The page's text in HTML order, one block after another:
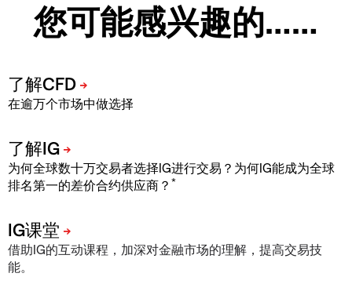
您可能感兴趣的……
在逾万个市场中做选择
为何全球数十万交易者选择IG进行交易？为何IG能成为全球
排名第一的差价合约供应商？ *
借助IG的互动课程，加深对金融市场的理解，提高交易技
能。